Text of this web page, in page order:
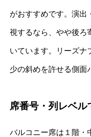
がおすすめです。演出
視するなら、やや後ろ
いています。リーズナ
少の斜めを許せる側面
席番号・列レベル
バルコニー席は１階・